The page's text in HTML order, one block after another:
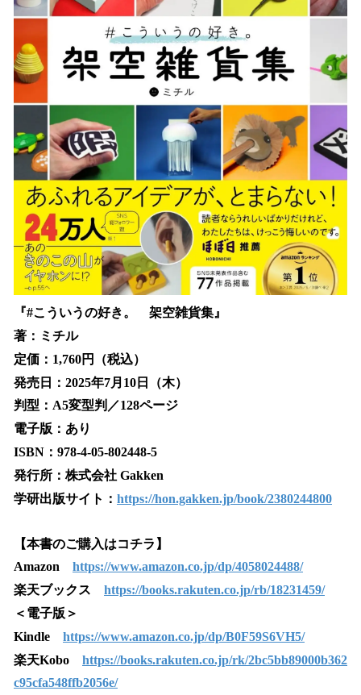
『#こういうの好き。 架空雑貨集』
著：ミチル
定価：1,760円（税込）
発売日：2025年7月10日（木）
判型：A5変型判／128ページ
電子版：あり
ISBN：978-4-05-802448-5
発行所：株式会社 Gakken
学研出版サイト： https://hon.gakken.jp/book/2380244800
【本書のご購入はコチラ】
Amazon https://www.amazon.co.jp/dp/4058024488/
楽天ブックス https://books.rakuten.co.jp/rb/18231459/
＜電子版＞
Kindle https://www.amazon.co.jp/dp/B0F59S6VH5/
楽天Kobo https://books.rakuten.co.jp/rk/2bc5bb89000b362
c95cfa548ffb2056e/